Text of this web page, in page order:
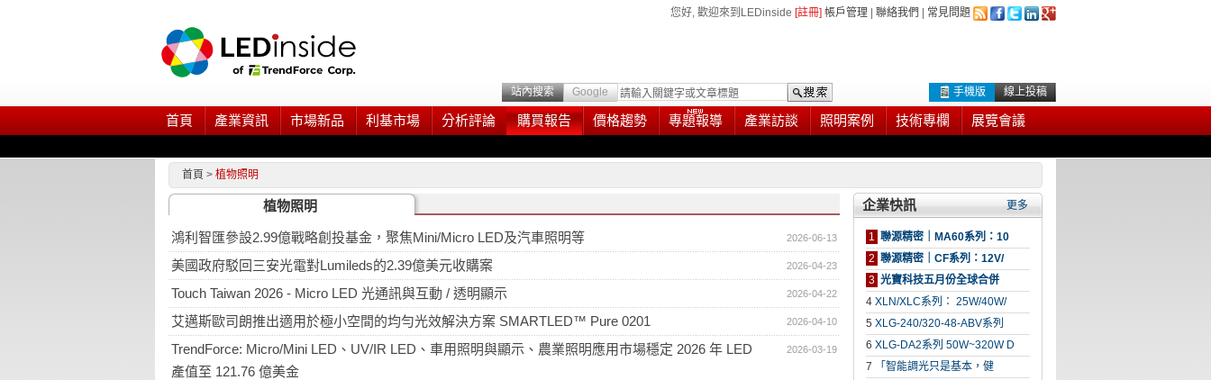
您好, 歡迎來到LEDinside [註冊] 帳戶管理 聯絡我們 常見問題
線上投稿
手機版
站內搜索 Google
首頁 產業資訊 市場新品 利基市場 分析評論 購買報告 價格趨勢 專題報導 產業訪談 照明案例 技術專欄 展覽會議
首頁 > 植物照明
植物照明
鴻利智匯參設2.99億戰略創投基金，聚焦Mini/Micro LED及汽車照明等 2026-06-13
美國政府駁回三安光電對Lumileds的2.39億美元收購案 2026-04-23
Touch Taiwan 2026 - Micro LED 光通訊與互動 / 透明顯示 2026-04-22
艾邁斯歐司朗推出適用於極小空間的均勻光效解決方案 SMARTLED™ Pure 0201 2026-04-10
TrendForce: Micro/Mini LED、UV/IR LED、車用照明與顯示、農業照明應用市場穩定 2026 年 LED
產值至 121.76 億美金
2026-03-19
企業快訊 更多
1 聯源精密｜MA60系列：10
2 聯源精密｜CF系列：12V/
3 光寶科技五月份全球合併
4 XLN/XLC系列： 25W/40W/
5 XLG-240/320-48-ABV系列
6 XLG-DA2系列 50W~320W D
7
「智能調光只是基本，健